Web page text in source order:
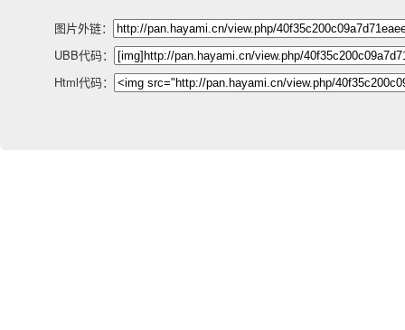
图片外链：
UBB代码：
Html代码：